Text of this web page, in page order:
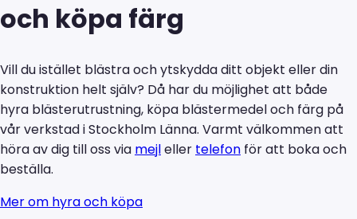
och köpa färg
Vill du istället blästra och ytskydda ditt objekt eller din
konstruktion helt själv? Då har du möjlighet att både
hyra blästerutrustning, köpa blästermedel och färg på
vår verkstad i Stockholm Länna. Varmt välkommen att
höra av dig till oss via mejleller telefon för att boka och
beställa.
Mer om hyra och köpa